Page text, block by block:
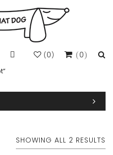
0
(0)
SHOWING ALL 2 RESULTS